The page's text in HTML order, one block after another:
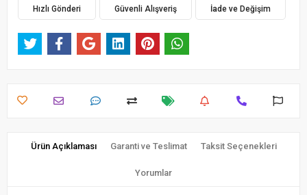
Hızlı Gönderi Güvenli Alışveriş İade ve Değişim
Ürün Açıklaması Garanti ve Teslimat Taksit Seçenekleri
Yorumlar